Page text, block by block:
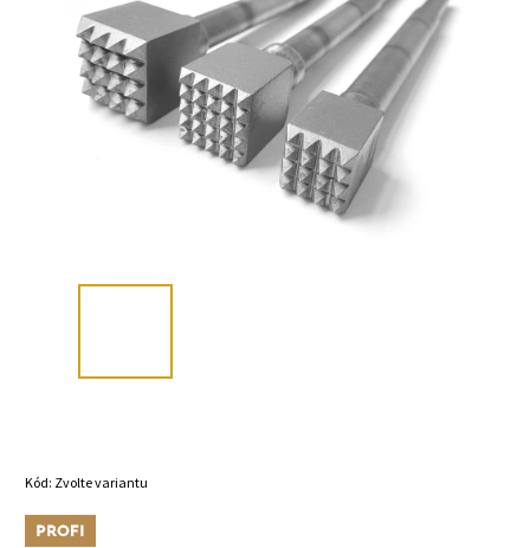
Kód: Zvolte variantu
Tip